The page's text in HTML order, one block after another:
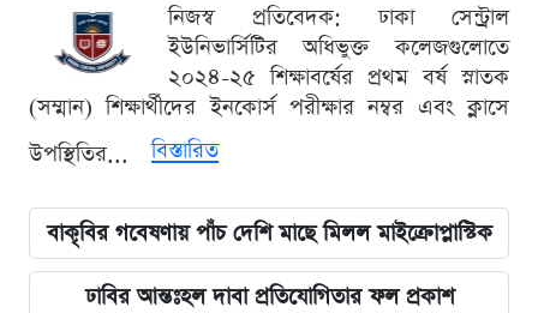
নিজস্ব প্রতিবেদক: ঢাকা সেন্ট্রাল
ইউনিভার্সিটির অধিভুক্ত কলেজগুলোতে
২০২৪-২৫ শিক্ষাবর্ষের প্রথম বর্ষ স্নাতক
(সম্মান) শিক্ষার্থীদের ইনকোর্স পরীক্ষার নম্বর এবং ক্লাসে
উপস্থিতির...
বিস্তারিত
বাকৃবির গবেষণায় পাঁচ দেশি মাছে মিলল মাইক্রোপ্লাস্টিক
ঢাবির আন্তঃহল দাবা প্রতিযোগিতার ফল প্রকাশ